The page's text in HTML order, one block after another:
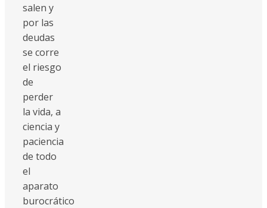
salen y
por las
deudas
se corre
el riesgo
de
perder
la vida, a
ciencia y
paciencia
de todo
el
aparato
burocrático